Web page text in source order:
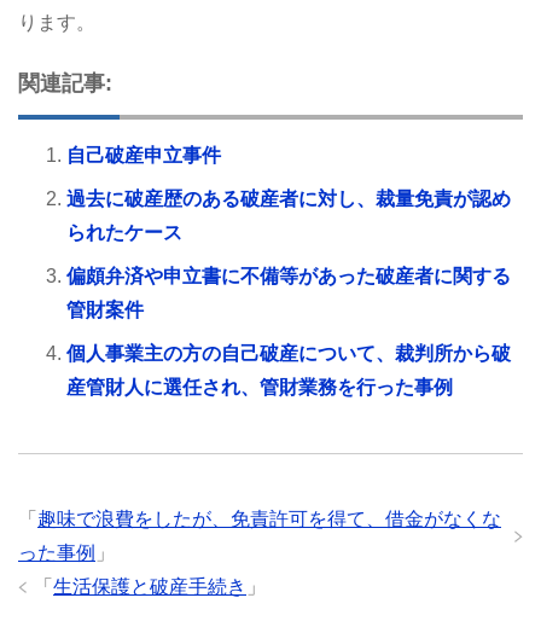
ります。
関連記事:
自己破産申立事件
過去に破産歴のある破産者に対し、裁量免責が認め
られたケース
偏頗弁済や申立書に不備等があった破産者に関する
管財案件
個人事業主の方の自己破産について、裁判所から破
産管財人に選任され、管財業務を行った事例
「 趣味で浪費をしたが、免責許可を得て、借金がなくな
った事例 」
「 生活保護と破産手続き 」